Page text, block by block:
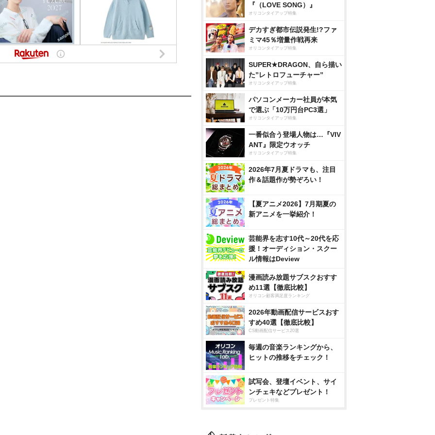
『（LOVE SONG）』
オリコンタイアップ特集
デカすぎ都市伝説発生!?ファ
ミマ45％増量作戦再来
オリコンタイアップ特集
SUPER★DRAGON、自ら描い
た”レトロフューチャー”
オリコンタイアップ特集
パソコンメーカー社員が本気
で選ぶ「10万円台PC3選」
オリコンタイアップ特集
一番似合う登場人物は…『VIV
ANT』限定ウオッチ
オリコンタイアップ特集
2026年7月夏ドラマも、注目
作＆話題作が勢ぞろい！
【夏アニメ2026】7月期夏の
新アニメを一挙紹介！
芸能界を志す10代～20代を応
援！オーディション・スクー
ル情報はDeview
漫画読み放題サブスクおすす
め11選【徹底比較】
オリコン顧客満足度ランキング
2026年動画配信サービスおす
すめ40選【徹底比較】
CS動画配信サービス20選
毎週の音楽ランキングから、
ヒットの推移をチェック！
試写会、登壇イベント、サイ
ンチェキなどプレゼント！
プレゼント特集